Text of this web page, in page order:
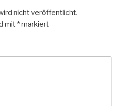
nicht veröffentlicht.
mit *markiert